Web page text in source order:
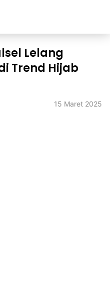
Lelang
Trend Hijab
15 Maret 2025